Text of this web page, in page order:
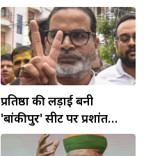
प्रतिष्ठा की लड़ाई बनी
'बांकीपुर' सीट पर प्रशांत
किशोर की जीत